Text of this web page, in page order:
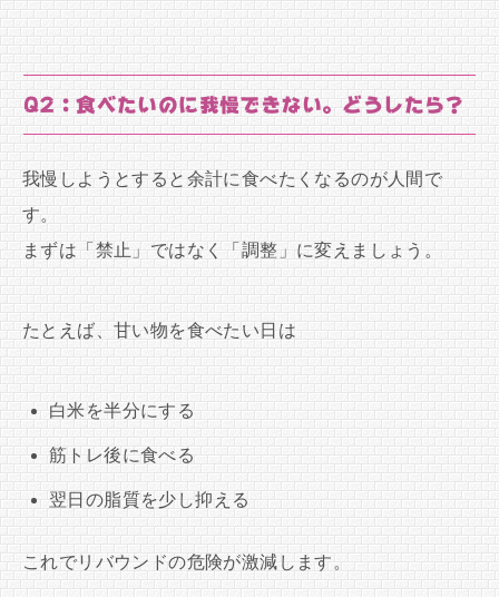
Q2：食べたいのに我慢できない。どうしたら？
我慢しようとすると余計に食べたくなるのが人間で
す。
まずは「禁止」ではなく「調整」に変えましょう。
たとえば、甘い物を食べたい日は
白米を半分にする
筋トレ後に食べる
翌日の脂質を少し抑える
これでリバウンドの危険が激減します。